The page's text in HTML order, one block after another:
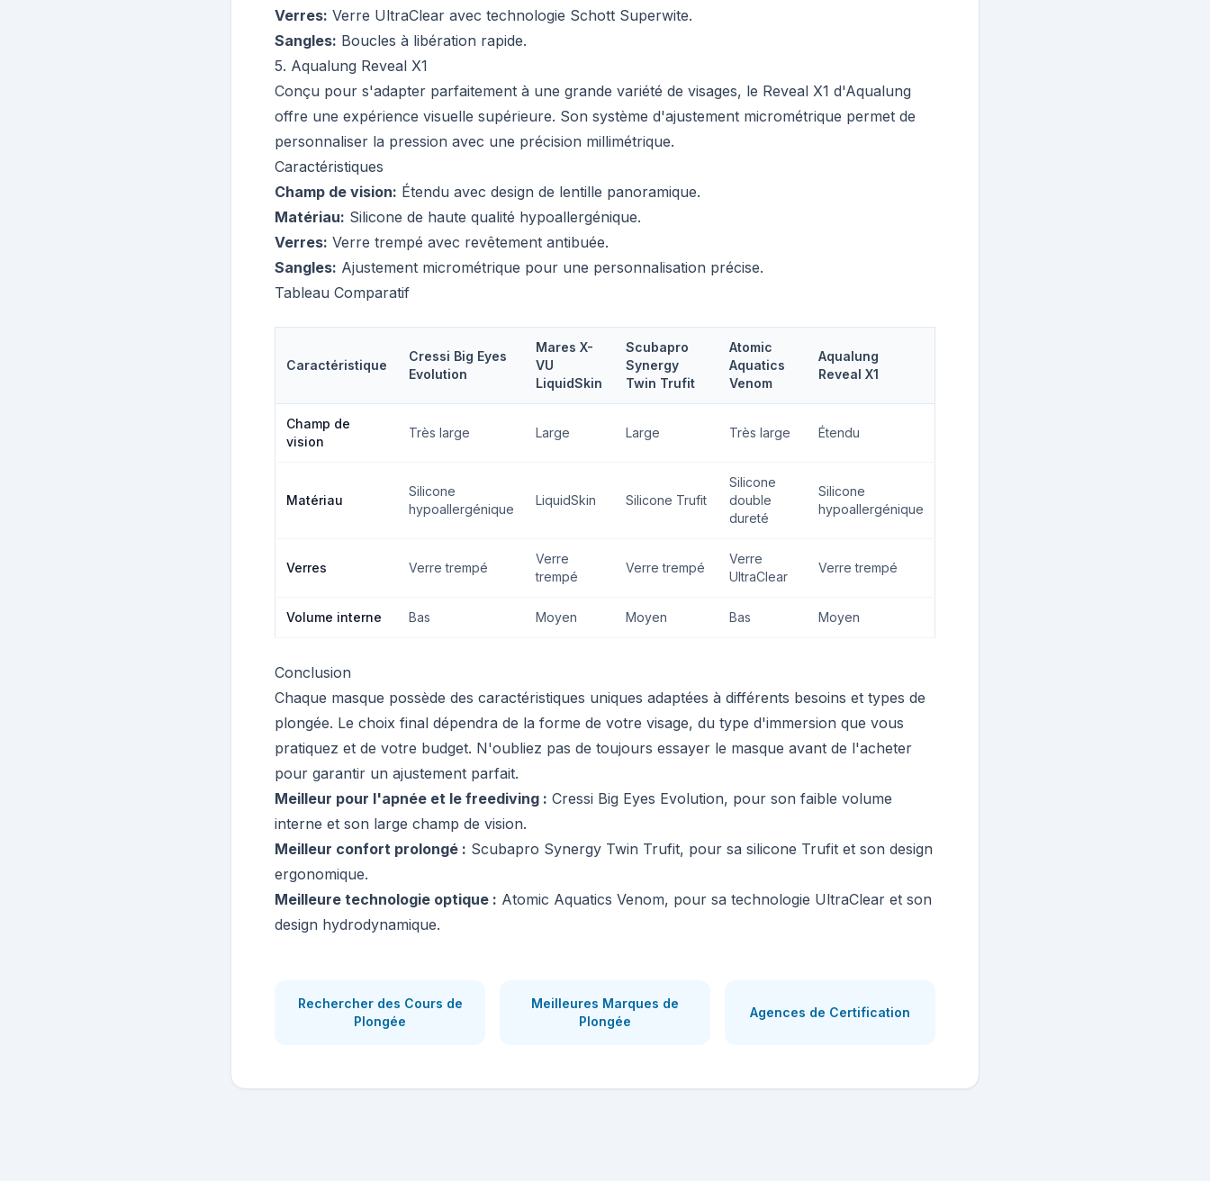
Verres: Verre UltraClear avec technologie Schott Superwite.
Sangles: Boucles à libération rapide.
5. Aqualung Reveal X1
Conçu pour s'adapter parfaitement à une grande variété de visages, le Reveal X1 d'Aqualung
offre une expérience visuelle supérieure. Son système d'ajustement micrométrique permet de
personnaliser la pression avec une précision millimétrique.
Caractéristiques
Champ de vision: Étendu avec design de lentille panoramique.
Matériau: Silicone de haute qualité hypoallergénique.
Verres: Verre trempé avec revêtement antibuée.
Sangles: Ajustement micrométrique pour une personnalisation précise.
Tableau Comparatif
Caractéristique
Cressi Big Eyes
Evolution
Mares X-
VU
LiquidSkin
Scubapro
Synergy
Twin Trufit
Atomic
Aquatics
Venom
Aqualung
Reveal X1
Champ de
vision
Très large Large Large Très large Étendu
Matériau
Silicone
hypoallergénique
LiquidSkin Silicone Trufit
Silicone
double
dureté
Silicone
hypoallergénique
Verres Verre trempé
Verre
trempé
Verre trempé
Verre
UltraClear
Verre trempé
Volume interne Bas Moyen Moyen Bas Moyen
Conclusion
Chaque masque possède des caractéristiques uniques adaptées à différents besoins et types de
plongée. Le choix final dépendra de la forme de votre visage, du type d'immersion que vous
pratiquez et de votre budget. N'oubliez pas de toujours essayer le masque avant de l'acheter
pour garantir un ajustement parfait.
Meilleur pour l'apnée et le freediving : Cressi Big Eyes Evolution, pour son faible volume
interne et son large champ de vision.
Meilleur confort prolongé : Scubapro Synergy Twin Trufit, pour sa silicone Trufit et son design
ergonomique.
Meilleure technologie optique : Atomic Aquatics Venom, pour sa technologie UltraClear et son
design hydrodynamique.
Rechercher des Cours de
Plongée
Meilleures Marques de
Plongée
Agences de Certification